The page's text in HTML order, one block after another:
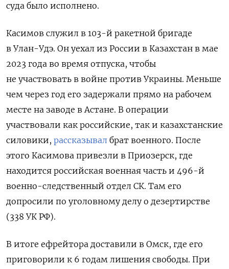
суда было исполнено.
Касимов служил в 103-й ракетной бригаде
в Улан-Удэ. Он уехал из России в Казахстан в мае
2023 года во время отпуска, чтобы
не участвовать в войне против Украины. Меньше
чем через год его задержали прямо на рабочем
месте на заводе в Астане. В операции
участвовали как российские, так и казахстанские
силовики, рассказывал брат военного. После
этого Касимова привезли в Приозерск, где
находится российская военная часть и 496-й
военно-следственный отдел СК. Там его
допросили по уголовному делу о дезертирстве
(338 УК РФ).
В итоге ефрейтора доставили в Омск, где его
приговорили к 6 годам лишения свободы. При